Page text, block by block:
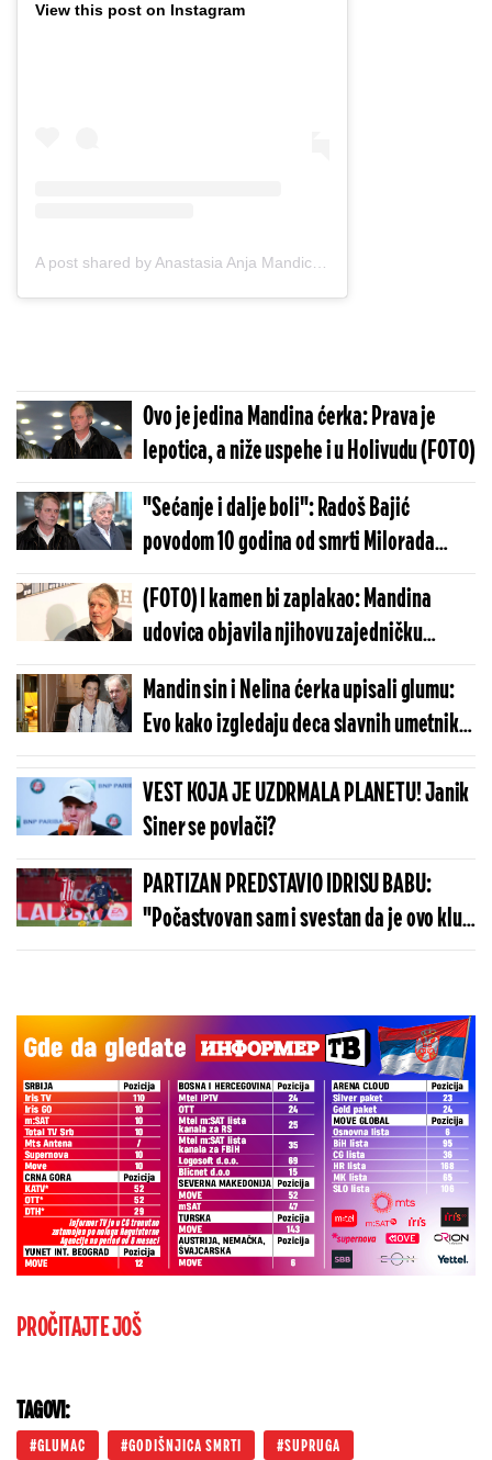
View this post on Instagram
Ovo je jedina Mandina ćerka: Prava je
lepotica, a niže uspehe i u Holivudu (FOTO)
"Sećanje i dalje boli": Radoš Bajić
povodom 10 godina od smrti Milorada
Mandića Mande
(FOTO) I kamen bi zaplakao: Mandina
udovica objavila njihovu zajedničku
fotografiju, razlog će vas rastužiti
Mandin sin i Nelina ćerka upisali glumu:
Evo kako izgledaju deca slavnih umetnika
koji su krenuli njihovim stopama (FOTO)
VEST KOJA JE UZDRMALA PLANETU! Janik
Siner se povlači?
PARTIZAN PREDSTAVIO IDRISU BABU:
"Počastvovan sam i svestan da je ovo klub
sa velikom istorijom"
PROČITAJTE JOŠ
TAGOVI:
GLUMAC GODIŠNJICA SMRTI SUPRUGA